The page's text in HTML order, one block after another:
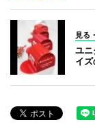
見る
ユニ
イズ